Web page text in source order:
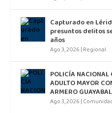
Capturado en
presuntos delitos
años
Ago 3, 2026 | Regional
POLICÍA NACIONAL
ADULTO MAYOR
ARMERO GUAYABAL
Ago 3, 2026 |